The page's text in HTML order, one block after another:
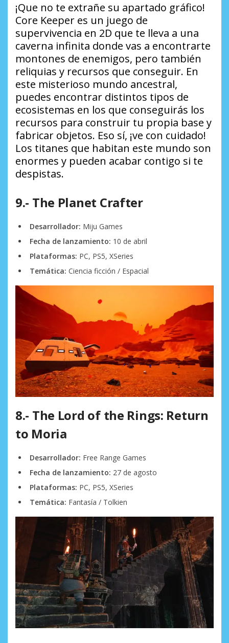
¡Que no te extrañe su apartado gráfico!
Core Keeper es un juego de
supervivencia en 2D que te lleva a una
caverna infinita donde vas a encontrarte
montones de enemigos, pero también
reliquias y recursos que conseguir. En
este misterioso mundo ancestral,
puedes encontrar distintos tipos de
ecosistemas en los que conseguirás los
recursos para construir tu propia base y
fabricar objetos. Eso sí, ¡ve con cuidado!
Los titanes que habitan este mundo son
enormes y pueden acabar contigo si te
despistas.
9.- The Planet Crafter
Desarrollador: Miju Games
Fecha de lanzamiento: 10 de abril
Plataformas: PC, PS5, XSeries
Temática: Ciencia ficción / Espacial
8.- The Lord of the Rings: Return
to Moria
Desarrollador: Free Range Games
Fecha de lanzamiento: 27 de agosto
Plataformas: PC, PS5, XSeries
Temática: Fantasía / Tolkien